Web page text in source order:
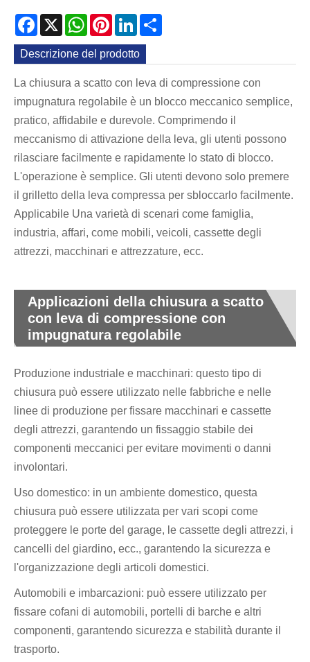
Facebook
X WhatsApp
PinterestLinkedIn
Descrizione del prodotto
La chiusura a scatto con leva di compressione con
impugnatura regolabile è un blocco meccanico semplice,
pratico, affidabile e durevole. Comprimendo il
meccanismo di attivazione della leva, gli utenti possono
rilasciare facilmente e rapidamente lo stato di blocco.
L'operazione è semplice. Gli utenti devono solo premere
il grilletto della leva compressa per sbloccarlo facilmente.
Applicabile Una varietà di scenari come famiglia,
industria, affari, come mobili, veicoli, cassette degli
attrezzi, macchinari e attrezzature, ecc.
Applicazioni della chiusura a scatto
con leva di compressione con
impugnatura regolabile
Produzione industriale e macchinari: questo tipo di
chiusura può essere utilizzato nelle fabbriche e nelle
linee di produzione per fissare macchinari e cassette
degli attrezzi, garantendo un fissaggio stabile dei
componenti meccanici per evitare movimenti o danni
involontari.
Uso domestico: in un ambiente domestico, questa
chiusura può essere utilizzata per vari scopi come
proteggere le porte del garage, le cassette degli attrezzi, i
cancelli del giardino, ecc., garantendo la sicurezza e
l'organizzazione degli articoli domestici.
Automobili e imbarcazioni: può essere utilizzato per
fissare cofani di automobili, portelli di barche e altri
componenti, garantendo sicurezza e stabilità durante il
trasporto.